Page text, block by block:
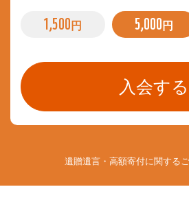
1,500 円 5,000 円
遺贈遺言・高額寄付に関する